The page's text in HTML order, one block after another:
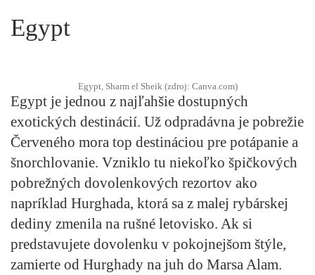
Egypt
Egypt, Sharm el Sheik (zdroj: Canva.com)
Egypt je jednou z najľahšie dostupných
exotických destinácií. Už odpradávna je pobrežie
Červeného mora top destináciou pre potápanie a
šnorchlovanie. Vzniklo tu niekoľko špičkových
pobrežných dovolenkových rezortov ako
napríklad Hurghada, ktorá sa z malej rybárskej
dediny zmenila na rušné letovisko. Ak si
predstavujete dovolenku v pokojnejšom štýle,
zamierte od Hurghady na juh do Marsa Alam.